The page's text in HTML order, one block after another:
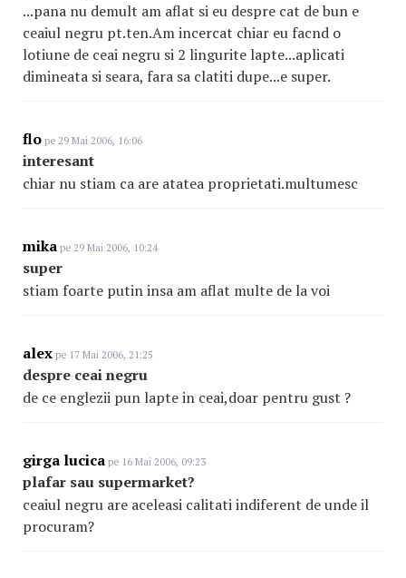
...pana nu demult am aflat si eu despre cat de bun e
ceaiul negru pt.ten.Am incercat chiar eu facnd o
lotiune de ceai negru si 2 lingurite lapte...aplicati
dimineata si seara, fara sa clatiti dupe...e super.
flo pe 29 Mai 2006, 16:06
interesant
chiar nu stiam ca are atatea proprietati.multumesc
mika pe 29 Mai 2006, 10:24
super
stiam foarte putin insa am aflat multe de la voi
alex pe 17 Mai 2006, 21:25
despre ceai negru
de ce englezii pun lapte in ceai,doar pentru gust ?
girga lucica pe 16 Mai 2006, 09:23
plafar sau supermarket?
ceaiul negru are aceleasi calitati indiferent de unde il
procuram?